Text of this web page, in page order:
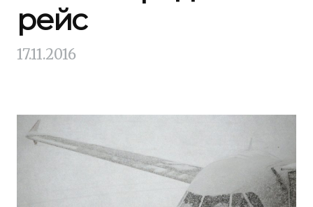
рейс
17.11.2016